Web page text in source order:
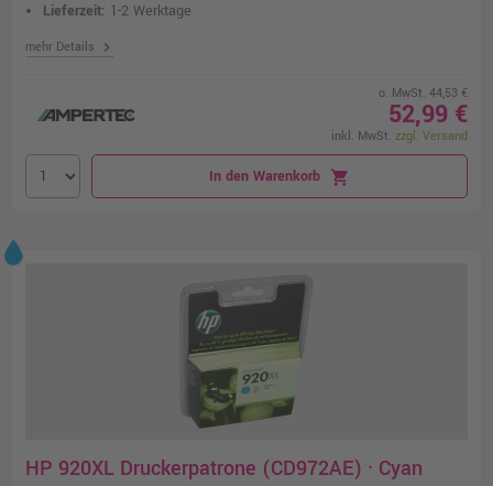
Lieferzeit: 1-2 Werktage
mehr Details chevron_right
o. MwSt. 44,53 €
52,99 €
inkl. MwSt. zzgl. Versand
In den Warenkorb shopping_cart
HP 920XL Druckerpatrone (CD972AE) · Cyan